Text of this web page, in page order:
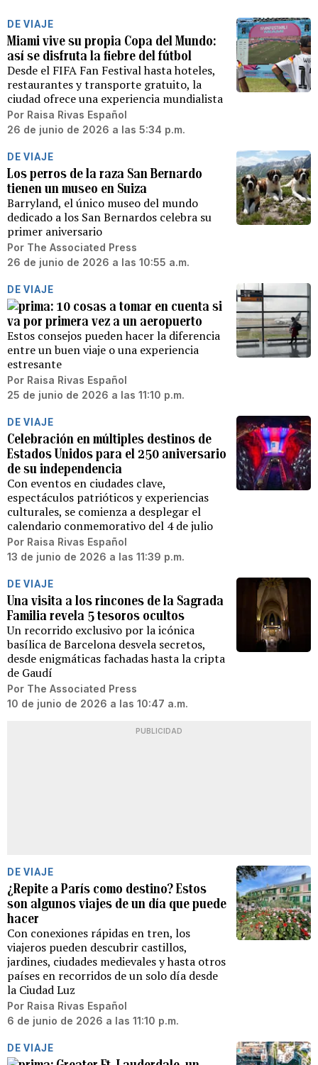
DE VIAJE
Miami vive su propia Copa del Mundo:
así se disfruta la fiebre del fútbol
Desde el FIFA Fan Festival hasta hoteles,
restaurantes y transporte gratuito, la
ciudad ofrece una experiencia mundialista
Por Raisa Rivas Español
26 de junio de 2026 a las 5:34 p.m.
DE VIAJE
Los perros de la raza San Bernardo
tienen un museo en Suiza
Barryland, el único museo del mundo
dedicado a los San Bernardos celebra su
primer aniversario
Por The Associated Press
26 de junio de 2026 a las 10:55 a.m.
DE VIAJE
10 cosas a tomar en cuenta si
va por primera vez a un aeropuerto
Estos consejos pueden hacer la diferencia
entre un buen viaje o una experiencia
estresante
Por Raisa Rivas Español
25 de junio de 2026 a las 11:10 p.m.
DE VIAJE
Celebración en múltiples destinos de
Estados Unidos para el 250 aniversario
de su independencia
Con eventos en ciudades clave,
espectáculos patrióticos y experiencias
culturales, se comienza a desplegar el
calendario conmemorativo del 4 de julio
Por Raisa Rivas Español
13 de junio de 2026 a las 11:39 p.m.
DE VIAJE
Una visita a los rincones de la Sagrada
Familia revela 5 tesoros ocultos
Un recorrido exclusivo por la icónica
basílica de Barcelona desvela secretos,
desde enigmáticas fachadas hasta la cripta
de Gaudí
Por The Associated Press
10 de junio de 2026 a las 10:47 a.m.
PUBLICIDAD
DE VIAJE
¿Repite a París como destino? Estos
son algunos viajes de un día que puede
hacer
Con conexiones rápidas en tren, los
viajeros pueden descubrir castillos,
jardines, ciudades medievales y hasta otros
países en recorridos de un solo día desde
la Ciudad Luz
Por Raisa Rivas Español
6 de junio de 2026 a las 11:10 p.m.
DE VIAJE